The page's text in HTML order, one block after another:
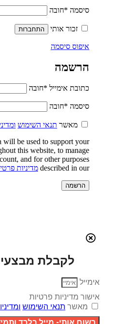
סיסמה *חובה
זכור אותי התחברות
איפוס סיסמה
הרשמה
כתובת אימייל *חובה
סיסמה *חובה
מאשר תנאי השימוש
will be used to support your
this website, to manage
and for other purposes
described in our מדיניות
הרשמה
לקבלת
אימייל
אישור מדיניות פרטיות
מאשר תנאי השימוש